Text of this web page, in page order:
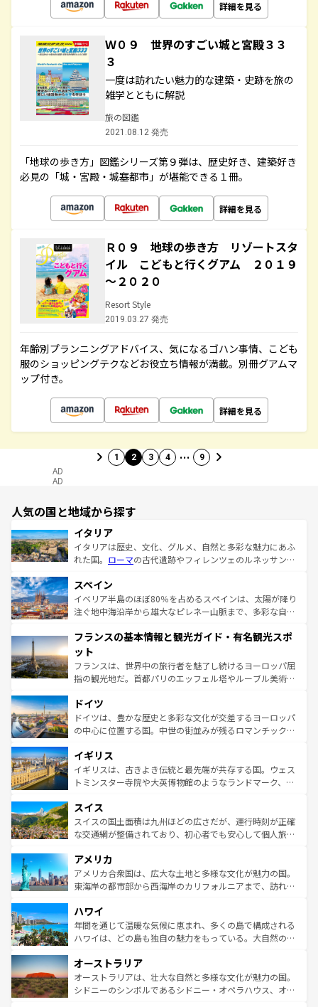
詳細を見る
Ｗ０９ 世界のすごい城と宮殿３３
３
一度は訪れたい魅力的な建築・史跡を旅の
雑学とともに解説
旅の図鑑
2021.08.12 発売
「地球の歩き方」図鑑シリーズ第９弾は、歴史好き、建築好き
必見の「城・宮殿・城塞都市」が堪能できる１冊。
詳細を見る
Ｒ０９ 地球の歩き方 リゾートスタ
イル こどもと行くグアム ２０１９
～２０２０
Resort Style
2019.03.27 発売
年齢別プランニングアドバイス、気になるゴハン事情、こども
服のショッピングテクなどお役立ち情報が満載。別冊グアムマ
ップ付き。
詳細を見る
1 2 3 4 … 9
AD
AD
人気の国と地域から探す
イタリア
イタリアは歴史、文化、グルメ、自然と多彩な魅力にあふ
れた国。 ローマの古代遺跡やフィレンツェのルネッサンス
ろん、トスカーナの美しい田園風景やアマルフィ海岸の絶
景など、自然景観も見逃せない。観光の合間には、本場の
ピザやパスタなど、絶品のイタリア料理を堪能することも
ませてくれるイタリアで、忘れられない旅をしてみよう！
なお、新着のイタリア情報は
しい。
スペイン
イベリア半島のほぼ80％を占めるスペインは、太陽が降り
注ぐ地中海沿岸から雄大なピレネー山脈まで、多彩な自然
文化が根付くこの国では、情熱的なフラメンコ、熱気あふ
れる闘牛、そして美味しいタパスが生活の一部となってい
る。首都マドリードの洗練された雰囲気や、バルセロナの
アートに溢れた街角から、地方では古代ローマ遺跡や中世
せる。地方によって風土や気候が異なるスペインはその個
性で訪れる人を魅了する。 なお、新着のスペイン情報は コ
ンテンツ一覧を参照してほしい。
フランスの基本情報と観光ガイド・有名観光スポ
ット
フランスは、世界中の旅行者を魅了し続けるヨーロッパ屈
指の観光地だ。首都パリのエッフェル塔やルーブル美術館
で、幅広い魅力が詰まっている。華麗な宮殿、歴史的な大
聖堂、美しいビーチ、そして豊かな自然が、訪れる者を心
から魅了する。また、フランスは美食の国としても知ら
いる。シャンパンの発祥地であるランス、プロヴァンスの
香り高いラベンダー畑など、多彩な楽しみ方が可能だ。さ
らに、パリ以外の地域にも魅力が溢れており、どの街角に
れる地方に足を運ぶとそれぞれで全く異なる文化を体験で
きるだろう。 なお、新着のフランス情報はコンテンツ一覧
を参照してほしい。
ドイツ
ドイツは、豊かな歴史と多彩な文化が交差するヨーロッパ
の中心に位置する国。中世の街並みが残るロマンチック街
顔を持つこの国は、どこを歩いても飽きることがない。ベ
ルリンの文化的活気、バイエルン州のアルプスの絶景、そ
してライン川沿いのワイン畑といった風景は必見。ビール
は、お酒好きな人にはぜひ体験してほしい。 なお、新着の
ドイツ情報はコンテンツ一覧を参照してほしい。
イギリス
イギリスは、古きよき伝統と最先端が共存する国。ウェス
トミンスター寺院や大英博物館のようなランドマーク、歴
リアごとに異なる魅力がある。また、優雅なアフタヌーン
ティー、ビール好きにはたまらない英国パブ、サッカー観
戦など、本場だからこそできる体験も豊富。イギリスを旅
ンツ一覧を参照してほしい。
スイス
スイスの国土面積は九州ほどの広さだが、運行時刻が正確
な交通網が整備されており、初心者でも安心して個人旅行
の建物がそのまま残る町や、スイスならではのユニークな
博物館もあり、アルプス観光だけでなく町歩きも満喫する
ことができる。国民の所得が高いため物価も高いが、旅行
ば市内交通費無料で観光を楽しむこともできる。 なお、新
着のスイス情報はコンテンツ一覧 を参照してほしい。
アメリカ
アメリカ合衆国は、広大な土地と多様な文化が魅力の国。
東海岸の都市部から西海岸のカリフォルニアまで、訪れる
のような巨大都市は、観光、ショッピング、エンターテイ
ンメントが詰まった刺激的なスポットだ。一方、アメリカ
西部には大自然が広がり、グランドキャニオンやイエロー
部のニューオーリンズでは、音楽と美食が融合した独特の
文化が魅力。旅行者はアメリカの各地域で異なる魅力を楽
しみながら、その多様性と豊かな歴史を感じることができ
ハワイ
年間を通じて温暖な気候に恵まれ、多くの島で構成される
ハワイは、どの島も独自の魅力をもっている。大自然の神
ワイ島は見逃せない。また、定番の観光地といえばオアフ
島だが、静かな自然を求めるならマウイ島やカウアイ島が
おすすめ。エメラルドグリーンに輝く海をはじめ、豊かな
オーストラリア
オーストラリアは、壮大な自然と多様な文化が魅力の国。
シドニーのシンボルであるシドニー・オペラハウス、オー